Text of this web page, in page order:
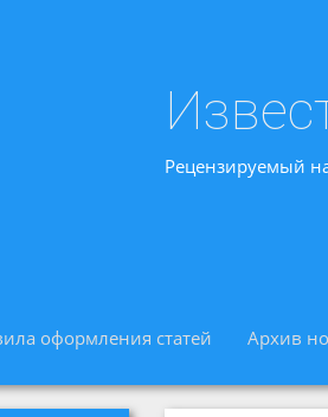
Рецензируемый
оформления статей Архив